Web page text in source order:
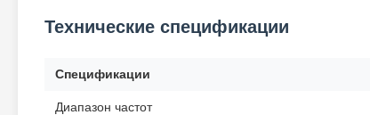
Технические спецификации
Спецификации
Диапазон частот